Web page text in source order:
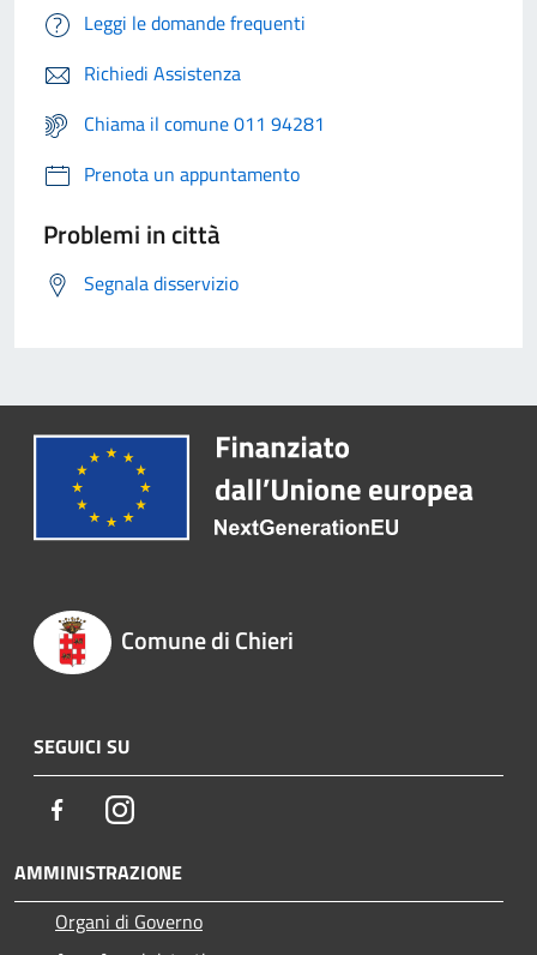
Leggi le domande frequenti
Richiedi Assistenza
Chiama il comune 011 94281
Prenota un appuntamento
Problemi in città
Segnala disservizio
Comune di Chieri
SEGUICI SU
FacebookInstagram
AMMINISTRAZIONE
Organi di Governo